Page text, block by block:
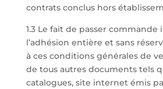
contrats conclus hors
1.3 Le fait de passer commande
l’adhésion entière et sans
à ces conditions générales de
de tous autres documents tels
catalogues, site internet émis